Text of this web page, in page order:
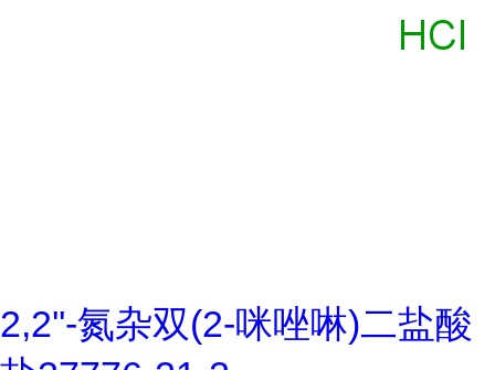
2,2''-氮杂双(2-咪唑啉)二盐酸